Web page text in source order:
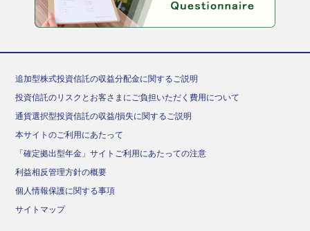
追加型株式投資信託の収益分配金に関するご説明
投資信託のリスクとお客さまにご負担いただく費用について
通貨選択型投資信託の収益/損失に関するご説明
本サイトのご利用にあたって
「確定拠出型年金」サイトご利用にあたっての注意
利益相反管理方針の概要
個人情報保護に関する事項
サイトマップ